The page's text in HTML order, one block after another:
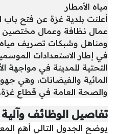
مياه الأمطار
أعلنت بلدية غزة عن فتح
عمال نظافة وعمال
ومناهل وشبكات تصريف مياه
في إطار الاستعدادات
التحتية للمدينة في مواجهة
المائية والفيضانات، وهي
والصحة العامة في قطاع غزة.
تفاصيل الوظائف وآلية
يوضح الجدول التالي أهم